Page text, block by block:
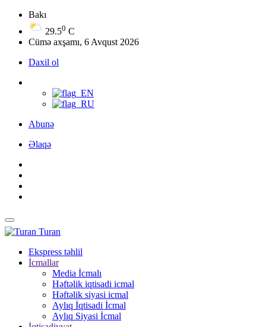
Bakı
29.50 C
Cümə axşamı, 6 Avqust 2026
Daxil ol
Abunə
Əlaqə
Turan
Ekspress təhlil
İcmallar
Media İcmalı
Həftəlik iqtisadi icmal
Həftəlik siyasi icmal
Aylıq İqtisadi İcmal
Aylıq Siyasi İcmal